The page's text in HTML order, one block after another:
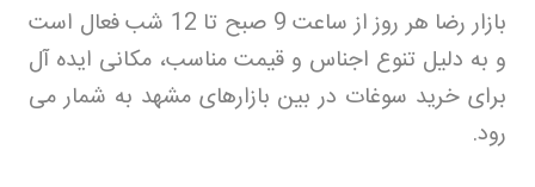
بازار رضا هر روز از ساعت 9 صبح تا 12 شب فعال است
و به دلیل تنوع اجناس و قیمت مناسب، مکانی ایده آل
برای خرید سوغات در بین بازارهای مشهد به شمار می
رود.